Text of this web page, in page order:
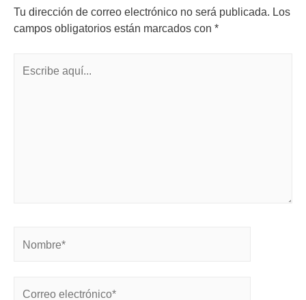
Tu dirección de correo electrónico no será publicada. Los
campos obligatorios están marcados con *